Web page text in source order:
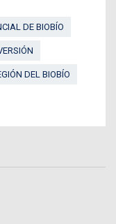
DE BIOBÍO
DEL BIOBÍO